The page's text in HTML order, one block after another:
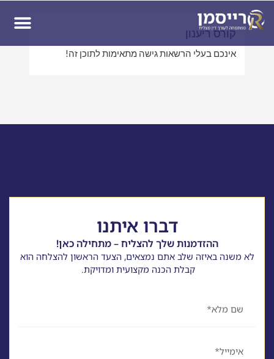
קורס ריענון
אינכם בעלי הרשאות גישה מתאימות לתוכן זה!
דברו איתנו
ההזדמנות שלך להצליח – מתחילה כאן!
לא משנה באיזה שלב אתם נמצאים, הצעד הראשון להצלחה הוא
קבלת הכנה מקצועית ומדויקת.